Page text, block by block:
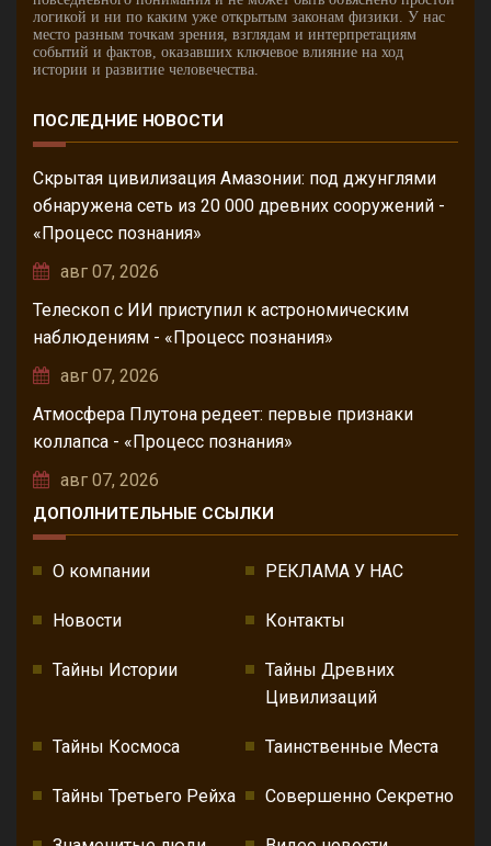
логикой и ни по каким уже открытым законам физики. У нас
место разным точкам зрения, взглядам и интерпретациям
событий и фактов, оказавших ключевое влияние на ход
истории и развитие человечества.
ПОСЛЕДНИЕ НОВОСТИ
Скрытая цивилизация Амазонии: под джунглями
обнаружена сеть из 20 000 древних сооружений -
«Процесс познания»
авг 07, 2026
Телескоп с ИИ приступил к астрономическим
наблюдениям - «Процесс познания»
авг 07, 2026
Атмосфера Плутона редеет: первые признаки
коллапса - «Процесс познания»
авг 07, 2026
ДОПОЛНИТЕЛЬНЫЕ ССЫЛКИ
О компании РЕКЛАМА У НАС
Новости Контакты
Тайны Истории
Тайны Древних
Цивилизаций
Тайны Космоса Таинственные Места
Тайны Третьего Рейха Совершенно Секретно